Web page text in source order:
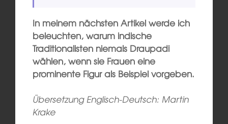
In meinem nächsten Artikel werde ich
beleuchten, warum indische
Traditionalisten niemals Draupadi
wählen, wenn sie Frauen eine
prominente Figur als Beispiel vorgeben.
Übersetzung Englisch-Deutsch: Martin
Krake